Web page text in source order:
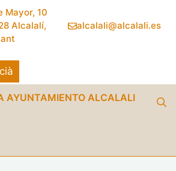
Mayor, 10
Alcalalí,
alcalali@alcalali.es